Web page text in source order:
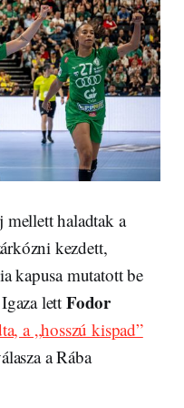
mellett haladtak a
kezdett,
kapusa mutatott be
lett Fodor
a „hosszú kispad”
a Rába